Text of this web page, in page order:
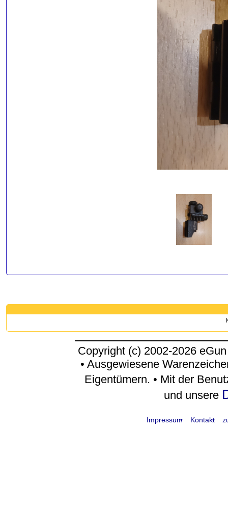
Copyright (c) 2002-2026
• Ausgewiesene
Eigentümern. • Mit der
und unsere
Impressum Kontakt